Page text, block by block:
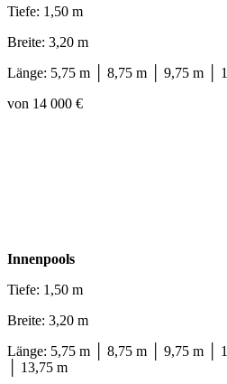
Tiefe: 1,50 m
Breite: 3,20 m
Länge: 5,75 m │ 8,75 m │ 9,75 m │
von 14 000 €
Innenpools
Tiefe: 1,50 m
Breite: 3,20 m
Länge: 5,75 m │ 8,75 m │ 9,75 m │
│ 13,75 m